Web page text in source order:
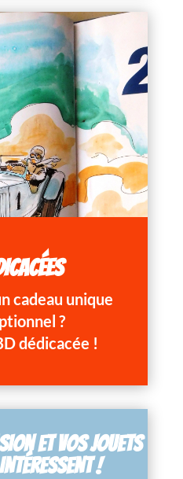
cadeau unique
?
dédicacée !
ET VOS JOUETS
!